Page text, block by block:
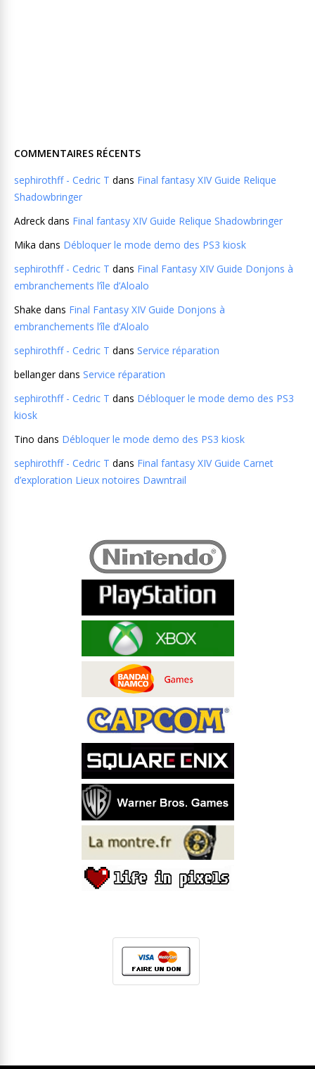
COMMENTAIRES RÉCENTS
sephirothff - Cedric T dans Final fantasy XIV Guide Relique
Shadowbringer
Adreck dans Final fantasy XIV Guide Relique Shadowbringer
Mika dans Débloquer le mode demo des PS3 kiosk
sephirothff - Cedric T dans Final Fantasy XIV Guide Donjons à
embranchements l’île d’Aloalo
Shake dans Final Fantasy XIV Guide Donjons à
embranchements l’île d’Aloalo
sephirothff - Cedric T dans Service réparation
bellangerdans Service réparation
sephirothff - Cedric T dans Débloquer le mode demo des PS3
kiosk
Tino dans Débloquer le mode demo des PS3 kiosk
sephirothff - Cedric T dans Final fantasy XIV Guide Carnet
d’exploration Lieux notoires Dawntrail